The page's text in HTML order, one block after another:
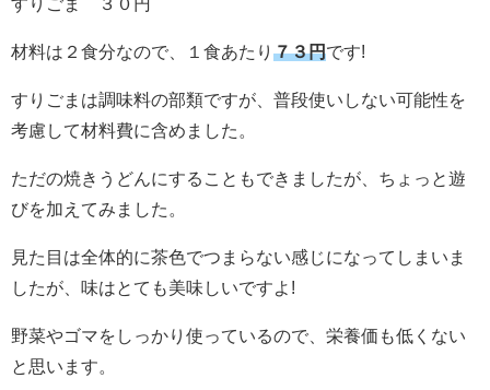
すりごま ３０円
材料は２食分なので、１食あたり ７３円です!
すりごまは調味料の部類ですが、普段使いしない可能性を
考慮して材料費に含めました。
ただの焼きうどんにすることもできましたが、ちょっと遊
びを加えてみました。
見た目は全体的に茶色でつまらない感じになってしまいま
したが、味はとても美味しいですよ!
野菜やゴマをしっかり使っているので、栄養価も低くない
と思います。